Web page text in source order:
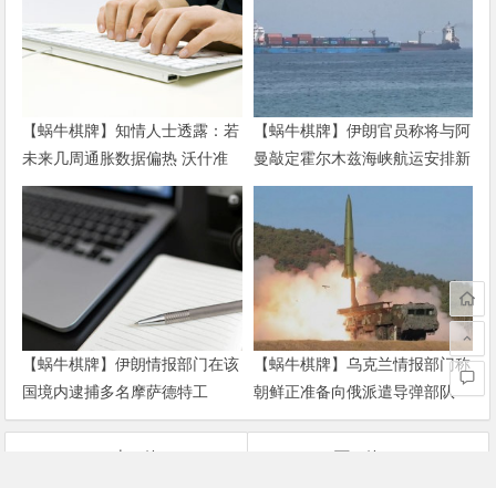
【蜗牛棋牌】知情人士透露：若
未来几周通胀数据偏热 沃什准
备好加息
【蜗牛棋牌】伊朗官员称将与阿
曼敲定霍尔木兹海峡航运安排新
协议
【蜗牛棋牌】伊朗情报部门在该
国境内逮捕多名摩萨德特工
【蜗牛棋牌】乌克兰情报部门称
朝鲜正准备向俄派遣导弹部队
上一篇
下一篇